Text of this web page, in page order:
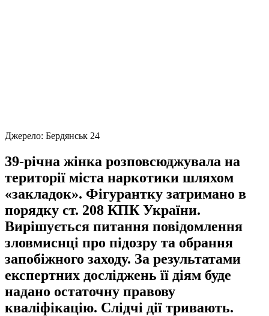
Джерело: Бердянськ 24
39-річна жінка розповсюджувала на
території міста наркотики шляхом
«закладок». Фігурантку затримано в
порядку ст. 208 КПК України.
Вирішується питання повідомлення
зловмиснці про підозру та обрання
запобіжного заходу. За результатами
експертних досліджень її діям буде
надано остаточну правову
кваліфікацію. Слідчі дії тривають.